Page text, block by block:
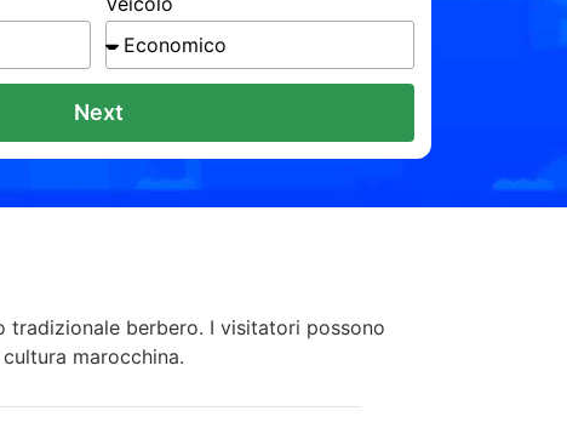
Next
tradizionale berbero. I visitatori possono
marocchina.